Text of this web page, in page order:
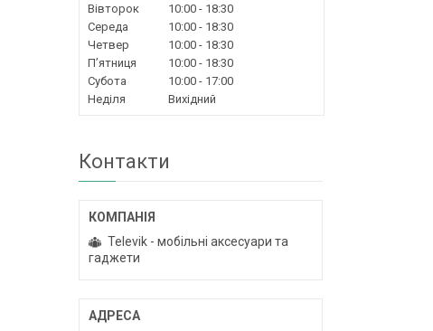
Вівторок
10:00
18:30
Середа
10:00
18:30
Четвер
10:00
18:30
Пʼятниця
10:00
18:30
Субота
10:00
17:00
Неділя
Вихідний
Контакти
Televik - мобільні аксесуари та
гаджети